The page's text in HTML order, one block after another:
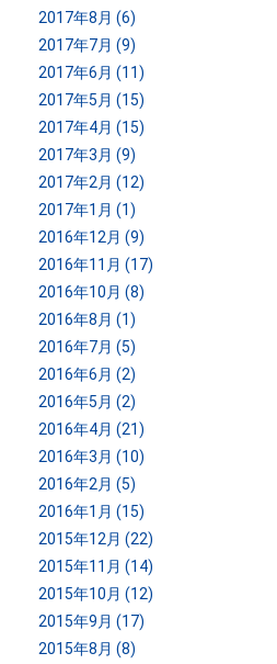
2017年8月 (6)
2017年7月 (9)
2017年6月 (11)
2017年5月 (15)
2017年4月 (15)
2017年3月 (9)
2017年2月 (12)
2017年1月 (1)
2016年12月 (9)
2016年11月 (17)
2016年10月 (8)
2016年8月 (1)
2016年7月 (5)
2016年6月 (2)
2016年5月 (2)
2016年4月 (21)
2016年3月 (10)
2016年2月 (5)
2016年1月 (15)
2015年12月 (22)
2015年11月 (14)
2015年10月 (12)
2015年9月 (17)
2015年8月 (8)